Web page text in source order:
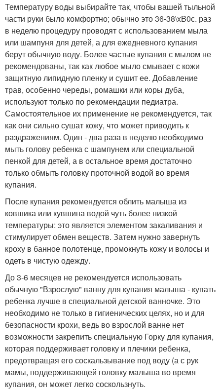
Температуру воды выбирайте так, чтобы вашей тыльной
части руки было комфортно; обычно это 36-38\xB0с. раз
в неделю процедуру проводят с использованием мыла
или шампуня для детей, а для ежедневного купания
берут обычную воду. Более частые купания с мылом не
рекомендованы, так как любое мыло смывает с кожи
защитную липидную пленку и сушит ее. Добавление
трав, особенно череды, ромашки или коры дуба,
используют только по рекомендации педиатра.
Самостоятельное их применение не рекомендуется, так
как они сильно сушат кожу, что может приводить к
раздражениям. Один - два раза в неделю необходимо
мыть голову ребенка с шампунем или специальной
пенкой для детей, а в остальное время достаточно
только обмыть головку проточной водой во время
купания.
После купания рекомендуется облить малыша из
ковшика или кувшина водой чуть более низкой
температуры: это является элементом закаливания и
стимулирует обмен веществ. Затем нужно завернуть
кроху в банное полотенце, промокнуть кожу и волосы и
одеть в чистую одежду.
До 3-6 месяцев не рекомендуется использовать
обычную "Взрослую" ванну для купания малыша - купать
ребенка лучше в специальной детской ванночке. Это
необходимо не только в гигиенических целях, но и для
безопасности крохи, ведь во взрослой ванне нет
возможности закрепить специальную Горку для купания,
которая поддерживает головку и плечики ребенка,
предотвращая его соскальзывание под воду (а с рук
мамы, поддерживающей головку малыша во время
купания, он может легко соскользнуть.